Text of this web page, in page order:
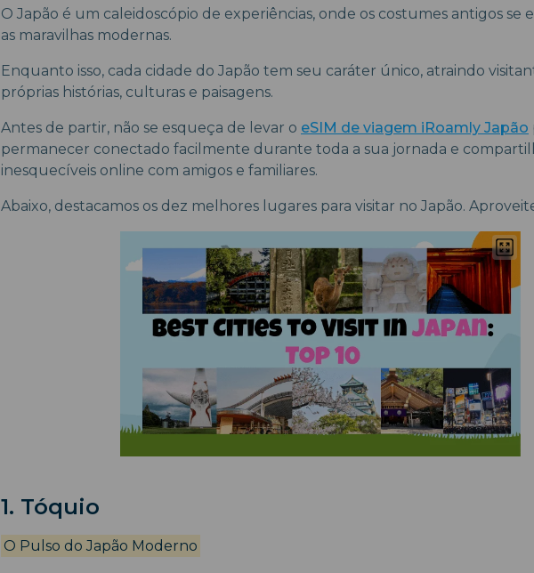
O Japão é um caleidoscópio de experiências, onde os costumes antigos se
as maravilhas modernas.
Enquanto isso, cada cidade do Japão tem seu caráter único, atraindo
próprias histórias, culturas e paisagens.
Antes de partir, não se esqueça de levar o eSIM de viagem iRoamly Japão
permanecer conectado facilmente durante toda a sua jornada e
inesquecíveis online com amigos e familiares.
Abaixo, destacamos os dez melhores lugares para visitar no Japão.
1. Tóquio
O Pulso do Japão Moderno